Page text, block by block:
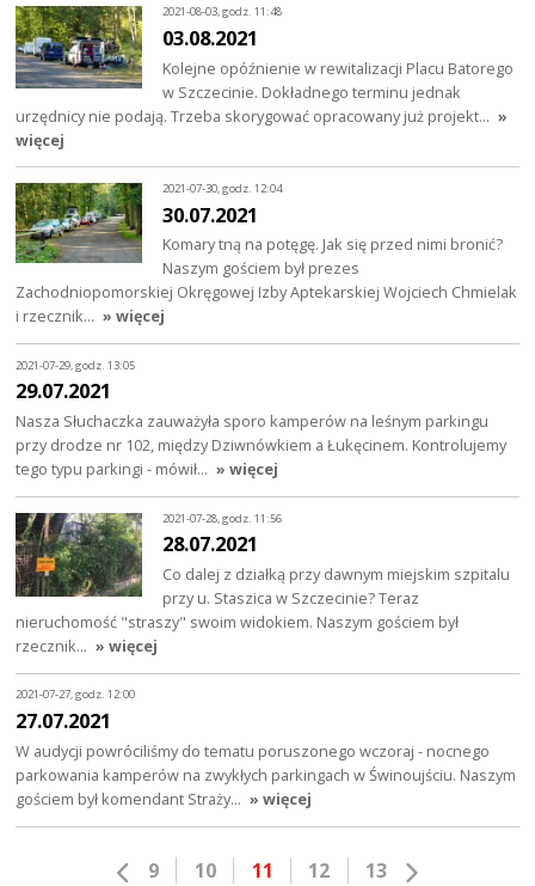
2021-08-03, godz. 11:48
03.08.2021
Kolejne opóźnienie w rewitalizacji Placu Batorego
w Szczecinie. Dokładnego terminu jednak
urzędnicy nie podają. Trzeba skorygować opracowany już projekt… »
więcej
2021-07-30, godz. 12:04
30.07.2021
Komary tną na potęgę. Jak się przed nimi bronić?
Naszym gościem był prezes
Zachodniopomorskiej Okręgowej Izby Aptekarskiej Wojciech Chmielak
i rzecznik… » więcej
2021-07-29, godz. 13:05
29.07.2021
Nasza Słuchaczka zauważyła sporo kamperów na leśnym parkingu
przy drodze nr 102, między Dziwnówkiem a Łukęcinem. Kontrolujemy
tego typu parkingi - mówił… » więcej
2021-07-28, godz. 11:56
28.07.2021
Co dalej z działką przy dawnym miejskim szpitalu
przy u. Staszica w Szczecinie? Teraz
nieruchomość "straszy" swoim widokiem. Naszym gościem był
rzecznik… » więcej
2021-07-27, godz. 12:00
27.07.2021
W audycji powróciliśmy do tematu poruszonego wczoraj - nocnego
parkowania kamperów na zwykłych parkingach w Świnoujściu. Naszym
gościem był komendant Straży… » więcej
9 10 11 12 13